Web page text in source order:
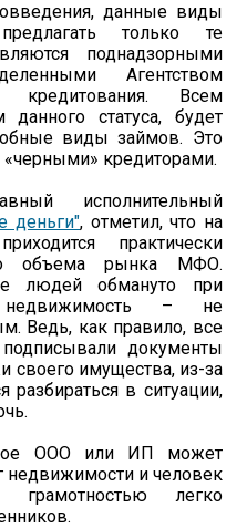
данные виды
только те
поднадзорными
Агентством
кредитования. Всем
статуса, будет
виды займов. Это
кредиторами.
исполнительный
деньги", отметил, что на
практически
объема рынка МФО.
людей обмануто при
– не
Ведь, как правило, все
документы
своего имущества, из-за
разбираться в ситуации,
ООО или ИП может
недвижимости и человек
легко